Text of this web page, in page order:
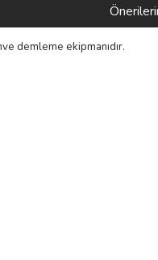
demleme ekipmanıdır.